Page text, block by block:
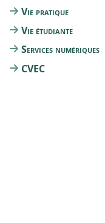
Vie pratique
Vie étudiante
Services numériques
CVEC